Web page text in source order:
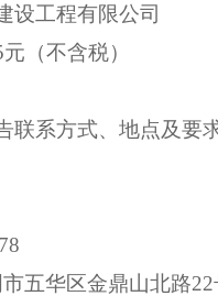
设工程有限公司
（不含税）
联系方式、地点及要
五华区金鼎山北路